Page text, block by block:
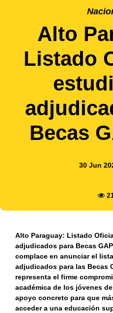
Alto
Listado
Becas
30 Jun
Alto Paraguay: Listado
adjudicados para Becas
complace en anunciar el
adjudicados para las Becas
representa el firme
académica de los jóvenes
apoyo concreto para que
acceder a una educación